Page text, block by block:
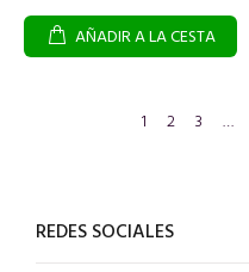
AÑADIR A LA CESTA
1 2 3 …
REDES SOCIALES